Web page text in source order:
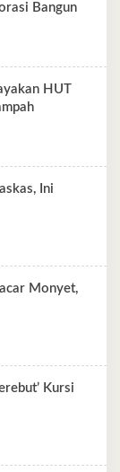
Bangun
HUT
Ini
Monyet,
Kursi